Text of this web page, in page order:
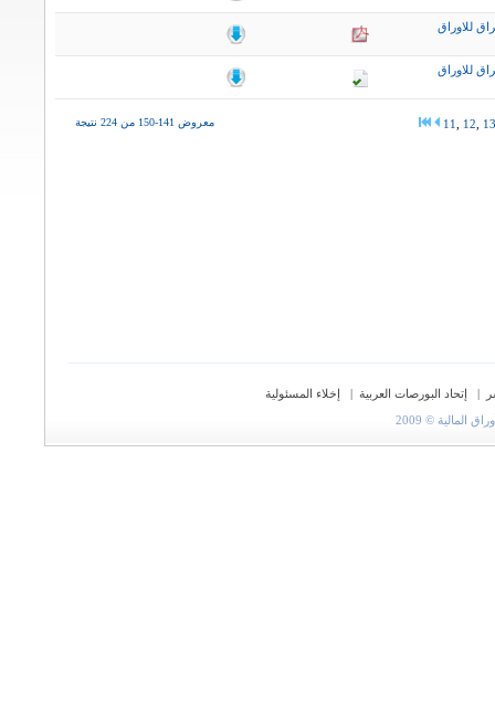
للاوراق
للاوراق
معروض 141-150 من 224 نتيجة 11 12 13
| إتحاد البورصات العربية |
إخلاء المسئولية
© 2009